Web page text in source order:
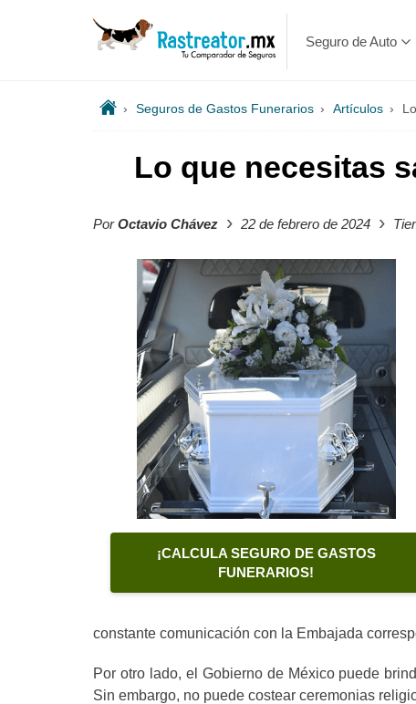
Seguro de Auto
› Seguros de Gastos Funerarios › Artículos ›
Lo que necesitas
PorOctavio Chávez › 22 de febrero de 2024 ›
¡CALCULA SEGURO DE GASTOS
FUNERARIOS!
constante comunicación con la Embajada
Por otro lado, el Gobierno de México puede
Sin embargo, no puede costear ceremonias